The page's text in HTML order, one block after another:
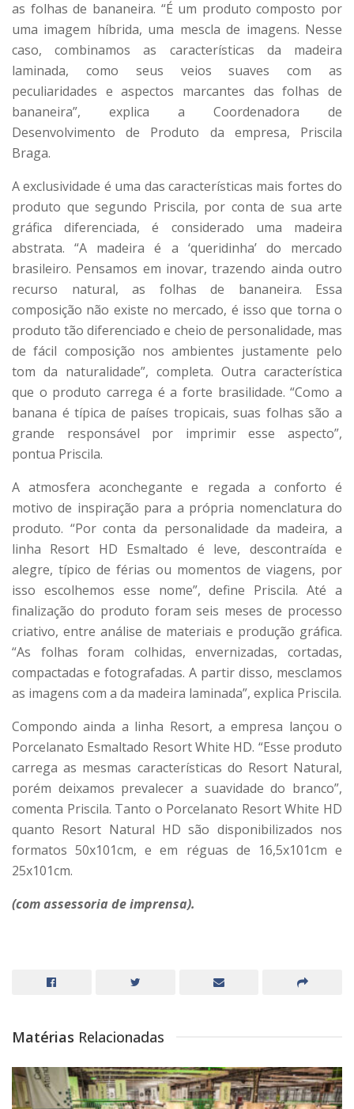
as folhas de bananeira. “É um produto composto por
uma imagem híbrida, uma mescla de imagens. Nesse
caso, combinamos as características da madeira
laminada, como seus veios suaves com as
peculiaridades e aspectos marcantes das folhas de
bananeira”, explica a Coordenadora de
Desenvolvimento de Produto da empresa, Priscila
Braga.
A exclusividade é uma das características mais fortes do
produto que segundo Priscila, por conta de sua arte
gráfica diferenciada, é considerado uma madeira
abstrata. “A madeira é a ‘queridinha’ do mercado
brasileiro. Pensamos em inovar, trazendo ainda outro
recurso natural, as folhas de bananeira. Essa
composição não existe no mercado, é isso que torna o
produto tão diferenciado e cheio de personalidade, mas
de fácil composição nos ambientes justamente pelo
tom da naturalidade”, completa. Outra característica
que o produto carrega é a forte brasilidade. “Como a
banana é típica de países tropicais, suas folhas são a
grande responsável por imprimir esse aspecto”,
pontua Priscila.
A atmosfera aconchegante e regada a conforto é
motivo de inspiração para a própria nomenclatura do
produto. “Por conta da personalidade da madeira, a
linha Resort HD Esmaltado é leve, descontraída e
alegre, típico de férias ou momentos de viagens, por
isso escolhemos esse nome”, define Priscila. Até a
finalização do produto foram seis meses de processo
criativo, entre análise de materiais e produção gráfica.
“As folhas foram colhidas, envernizadas, cortadas,
compactadas e fotografadas. A partir disso, mesclamos
as imagens com a da madeira laminada”, explica Priscila.
Compondo ainda a linha Resort, a empresa lançou o
Porcelanato Esmaltado Resort White HD. “Esse produto
carrega as mesmas características do Resort Natural,
porém deixamos prevalecer a suavidade do branco”,
comenta Priscila. Tanto o Porcelanato Resort White HD
quanto Resort Natural HD são disponibilizados nos
formatos 50x101cm, e em réguas de 16,5x101cm e
25x101cm.
(com assessoria de imprensa).
Matérias Relacionadas